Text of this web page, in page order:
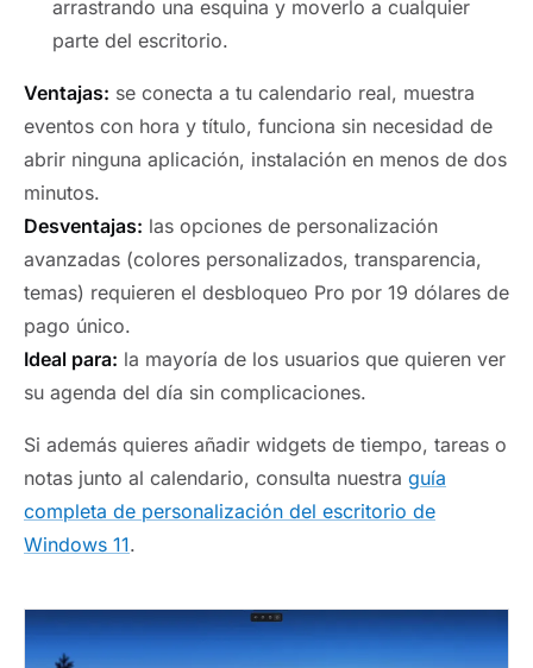
arrastrando una esquina y moverlo a cualquier
parte del escritorio.
Ventajas: se conecta a tu calendario real, muestra
eventos con hora y título, funciona sin necesidad de
abrir ninguna aplicación, instalación en menos de dos
minutos.
Desventajas: las opciones de personalización
avanzadas (colores personalizados, transparencia,
temas) requieren el desbloqueo Pro por 19 dólares de
pago único.
Ideal para: la mayoría de los usuarios que quieren ver
su agenda del día sin complicaciones.
Si además quieres añadir widgets de tiempo, tareas o
notas junto al calendario, consulta nuestra guía
completa de personalización del escritorio de
Windows 11.